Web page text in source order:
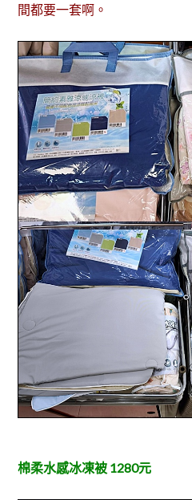
間都要一套啊。
棉柔水感冰凍被 1280元